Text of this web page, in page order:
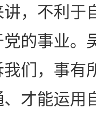
，不利于
的事业。
们，事有
才能运用